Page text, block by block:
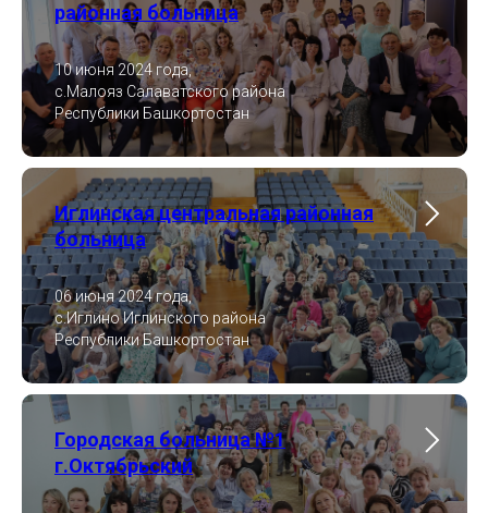
районная больница
10 июня 2024 года,
с.Малояз Салаватского района
Республики Башкортостан
Иглинская центральная районная
больница
06 июня 2024 года,
с.Иглино Иглинского района
Республики Башкортостан
Городская больница №1
г.Октябрьский